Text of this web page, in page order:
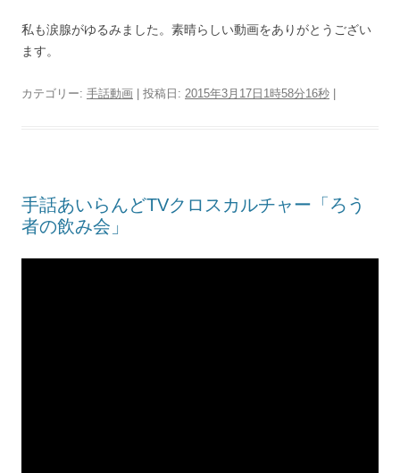
私も涙腺がゆるみました。素晴らしい動画をありがとうござい
ます。
カテゴリー: 手話動画 | 投稿日: 2015年3月17日1時58分16秒
手話あいらんどTVクロスカルチャー「ろう
者の飲み会」